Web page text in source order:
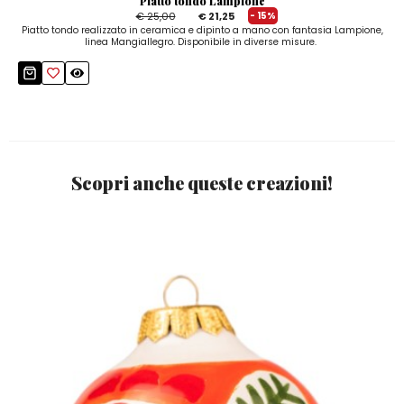
€ 25,00
€ 21,25
- 15%
Piatto tondo realizzato in ceramica e dipinto a mano con fantasia Lampione,
linea Mangiallegro. Disponibile in diverse misure.
Scopri anche queste creazioni!